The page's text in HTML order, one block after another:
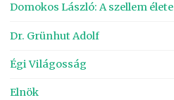
Domokos László: A szellem élete
Dr. Grünhut Adolf
Égi Világosság
Elnök